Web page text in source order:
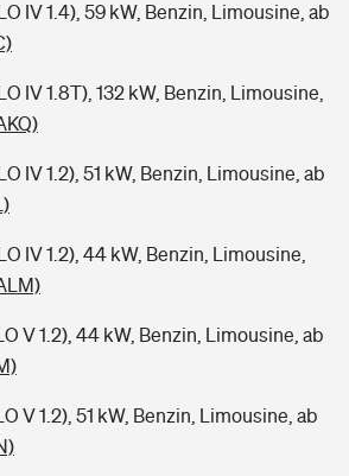
IV 1.4), 59 kW, Benzin, Limousine, ab
IV 1.8T), 132 kW, Benzin, Limousine,
IV 1.2), 51 kW, Benzin, Limousine, ab
IV 1.2), 44 kW, Benzin, Limousine,
V 1.2), 44 kW, Benzin, Limousine, ab
V 1.2), 51 kW, Benzin, Limousine, ab